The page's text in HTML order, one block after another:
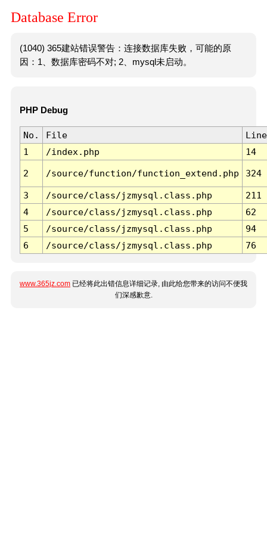
Database Error
(1040) 365建站错误警告：连接数据库失败，可能的原
因：1、数据库密码不对; 2、mysql未启动。
PHP Debug
No. File
Line
1
/index.php 14
2 /source/function/function_extend.php 324
3 /source/class/jzmysql.class.php
211
4
/source/class/jzmysql.class.php
62
5
/source/class/jzmysql.class.php
94
6
/source/class/jzmysql.class.php 76
www.365jz.com 已经将此出错信息详细记录, 由此给您带来的访问不便我
们深感歉意.